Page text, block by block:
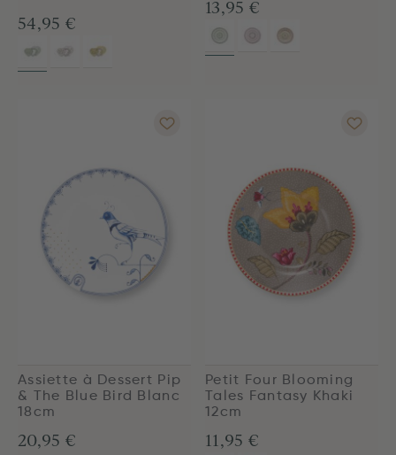
54,95 €
13,95 €
Assiette à Dessert Pip
& The Blue Bird Blanc
18cm
20,95 €
Petit Four Blooming
Tales Fantasy Khaki
12cm
11,95 €